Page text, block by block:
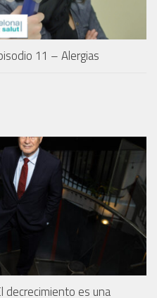
11 – Alergias
decrecimiento es una